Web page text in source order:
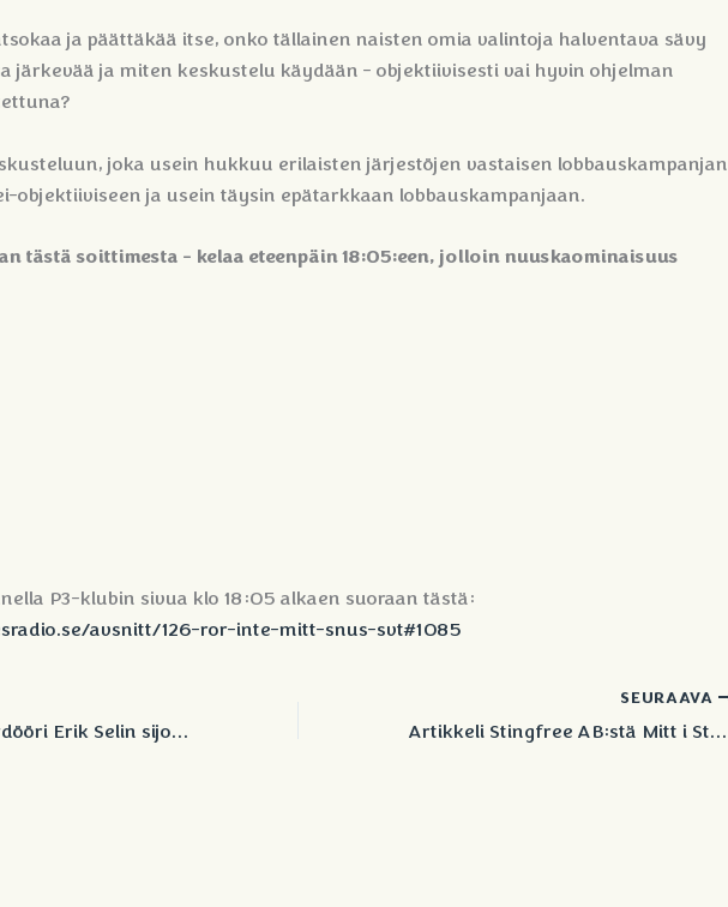
ja päättäkää itse, onko tällainen naisten omia valintoja halventava sävy
järkevää ja miten keskustelu käydään - objektiivisesti vai hyvin ohjelman
joka usein hukkuu erilaisten järjestöjen vastaisen lobbauskampanjan
objektiiviseen ja usein täysin epätarkkaan lobbauskampanjaan.
tästä soittimesta - kelaa eteenpäin 18:05:een, jolloin nuuskaominaisuus
P3-klubin sivua klo 18:05 alkaen suoraan tästä:
avsnitt/126-ror-inte-mitt-snus-svt#1085
Kiinteistömiljardööri Erik Selin sijoittaa Stingfree AB:hen
SEURAAVA
Artikkeli Stingfree AB:stä Mitt i Stockholm -lehdessä